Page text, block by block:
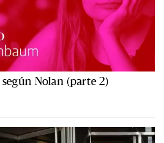
Nolan (parte 2)